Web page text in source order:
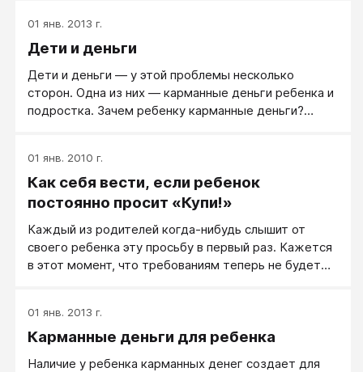
куртки, сапожки, золотые сережки.
01 янв. 2013 г.
Дети и деньги
Дети и деньги ― у этой проблемы несколько
сторон. Одна из них ― карманные деньги ребенка и
подростка. Зачем ребенку карманные деньги?
быть диаметрально противоположными.
01 янв. 2010 г.
Как себя вести, если ребенок
постоянно просит «Купи!»
Каждый из родителей когда-нибудь слышит от
своего ребенка эту просьбу в первый раз. Кажется
в этот момент, что требованиям теперь не будет
придется удовлетворять все покупательские
потребности своего отпрыска. Так ли это на самом
01 янв. 2013 г.
Карманные деньги для ребенка
Наличие у ребенка карманных денег создает для